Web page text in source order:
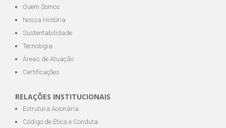
Quem Somos
Nossa História
Sustentabilidade
Tecnologia
Áreas de Atuação
Certificações
RELAÇÕES INSTITUCIONAIS
Estrutura Acionária
Código de Ética e Conduta